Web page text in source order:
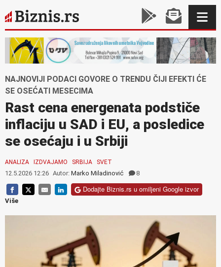
NAJNOVIJI PODACI GOVORE O TRENDU ČIJI EFEKTI ĆE
SE OSEĆATI MESECIMA
Rast cena energenata podstiče
inflaciju u SAD i EU, a posledice
se osećaju i u Srbiji
ANALIZA IZDVAJAMO SRBIJA SVET
12.5.2026 12:26 Autor: Marko Miladinović 8
Dodajte Biznis.rs u omiljeni Google izvor
Više